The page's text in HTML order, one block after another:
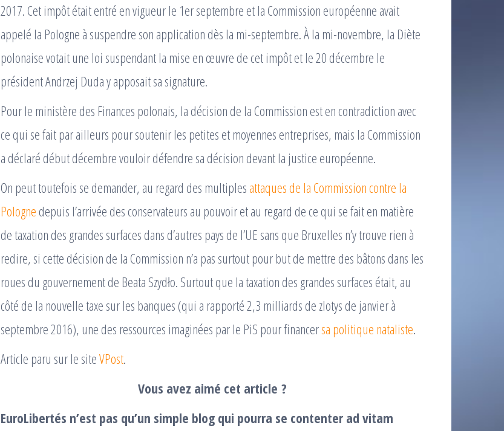
2017. Cet impôt était entré en vigueur le 1er septembre et la Commission européenne avait
appelé la Pologne à suspendre son application dès la mi-septembre. À la mi-novembre, la Diète
polonaise votait une loi suspendant la mise en œuvre de cet impôt et le 20 décembre le
président Andrzej Duda y apposait sa signature.
Pour le ministère des Finances polonais, la décision de la Commission est en contradiction avec
ce qui se fait par ailleurs pour soutenir les petites et moyennes entreprises, mais la Commission
a déclaré début décembre vouloir défendre sa décision devant la justice européenne.
On peut toutefois se demander, au regard des multiples attaques de la Commission contre la
Pologne depuis l’arrivée des conservateurs au pouvoir et au regard de ce qui se fait en matière
de taxation des grandes surfaces dans d’autres pays de l’UE sans que Bruxelles n’y trouve rien à
redire, si cette décision de la Commission n’a pas surtout pour but de mettre des bâtons dans les
roues du gouvernement de Beata Szydło. Surtout que la taxation des grandes surfaces était, au
côté de la nouvelle taxe sur les banques (qui a rapporté 2,3 milliards de zlotys de janvier à
septembre 2016), une des ressources imaginées par le PiS pour financersa politique nataliste.
Article paru sur le siteVPost.
Vous avez aimé cet article ?
EuroLibertés n’est pas qu’un simple blog qui pourra se contenter ad vitam